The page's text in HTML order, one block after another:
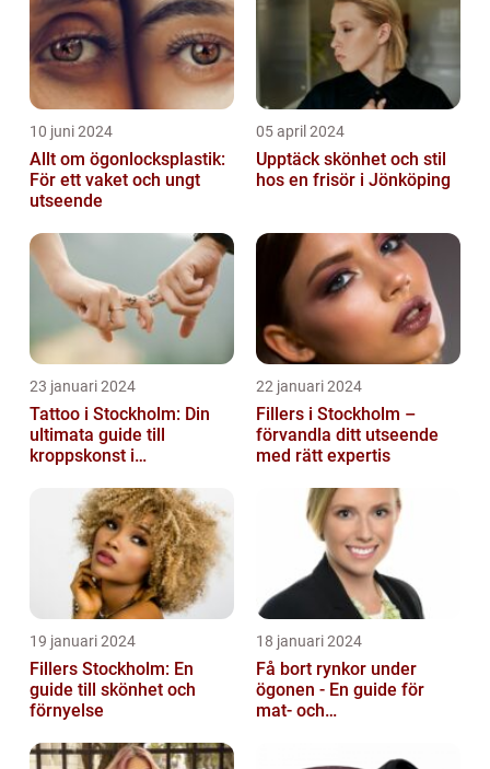
10 juni 2024
Allt om ögonlocksplastik:
För ett vaket och ungt
utseende
05 april 2024
Upptäck skönhet och stil
hos en frisör i Jönköping
23 januari 2024
Tattoo i Stockholm: Din
ultimata guide till
kroppskonst i
22 januari 2024
Fillers i Stockholm –
förvandla ditt utseende
med rätt expertis
19 januari 2024
Fillers Stockholm: En
guide till skönhet och
förnyelse
18 januari 2024
Få bort rynkor under
ögonen - En guide för
mat- och